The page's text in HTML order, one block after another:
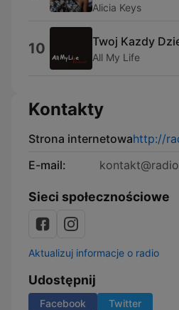
Alicia Keys
10 Twoj Kazdy
All My Life
Kontakty
Strona internetowahttp://
E-mail:
Sieci społecznościowe
Aktualizuj informacje o radio
Udostępnij
Facebook Twitter